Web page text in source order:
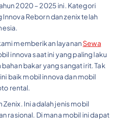
2020 – 2025 ini. Kategori
Reborn dan zenix telah
memberikan layananSewa
innova saat ini yang paling laku
bakar yang sangat irit. Tak
baik mobil innova dan mobil
rental.
Ini adalah jenis mobil
rasional. Di mana mobil ini dapat